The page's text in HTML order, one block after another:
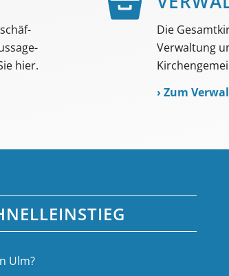
hier.
Die
Verwaltung
›Zum
Ulm?